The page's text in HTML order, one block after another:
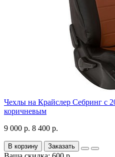
Чехлы на Крайслер Себринг с
коричневым
9 000 р. 8 400 р.
В корзину Заказать